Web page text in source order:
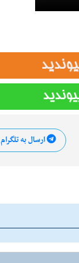
ارسال به تلگرام